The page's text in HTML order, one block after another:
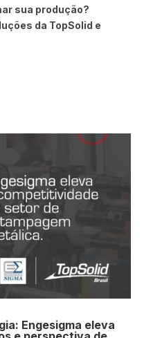
sua produção?
da TopSolid e
Engesigma eleva